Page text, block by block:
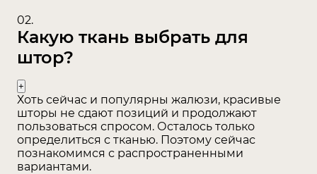
02.
Какую ткань выбрать для
штор?
Хоть сейчас и популярны жалюзи, красивые
шторы не сдают позиций и продолжают
пользоваться спросом. Осталось только
определиться с тканью. Поэтому сейчас
познакомимся с распространенными
вариантами.